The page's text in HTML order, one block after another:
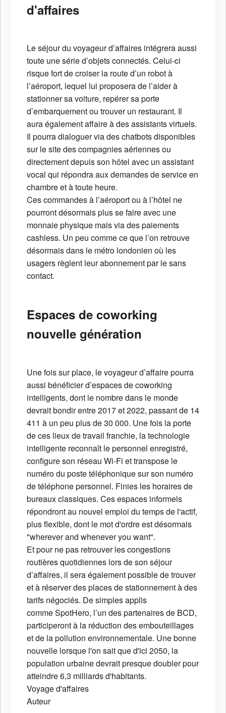
d'affaires
Le séjour du voyageur d’affaires intégrera aussi
toute une série d’objets connectés. Celui-ci
risque fort de croiser la route d’un robot à
l’aéroport, lequel lui proposera de l’aider à
stationner sa voiture, repérer sa porte
d’embarquement ou trouver un restaurant. Il
aura également affaire à des assistants virtuels.
Il pourra dialoguer via des chatbots disponibles
sur le site des compagnies aériennes ou
directement depuis son hôtel avec un assistant
vocal qui répondra aux demandes de service en
chambre et à toute heure.
Ces commandes à l’aéroport ou à l’hôtel ne
pourront désormais plus se faire avec une
monnaie physique mais via des paiements
cashless. Un peu comme ce que l’on retrouve
désormais dans le métro londonien où les
usagers règlent leur abonnement par le sans
contact.
Espaces de coworking
nouvelle génération
Une fois sur place, le voyageur d’affaire pourra
aussi bénéficier d’espaces de coworking
intelligents, dont le nombre dans le monde
devrait bondir entre 2017 et 2022, passant de 14
411 à un peu plus de 30 000. Une fois la porte
de ces lieux de travail franchie, la technologie
intelligente reconnaît le personnel enregistré,
configure son réseau Wi-Fi et transpose le
numéro du poste téléphonique sur son numéro
de téléphone personnel. Finies les horaires de
bureaux classiques. Ces espaces informels
répondront au nouvel emploi du temps de l'actif,
plus flexible, dont le mot d'ordre est désormais
"wherever and whenever you want".
Et pour ne pas retrouver les congestions
routières quotidiennes lors de son séjour
d’affaires, il sera également possible de trouver
et à réserver des places de stationnement à des
tarifs négociés. De simples applis
comme SpotHero, l’un des partenaires de BCD,
participeront à la réduction des embouteillages
et de la pollution environnementale. Une bonne
nouvelle lorsque l'on sait que d'ici 2050, la
population urbaine devrait presque doubler pour
atteindre 6,3 milliards d'habitants.
Voyage d'affaires
Auteur